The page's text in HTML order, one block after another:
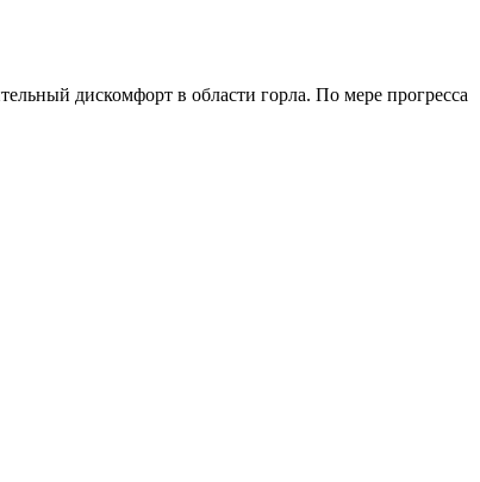
дискомфорт в области горла. По мере прогресса